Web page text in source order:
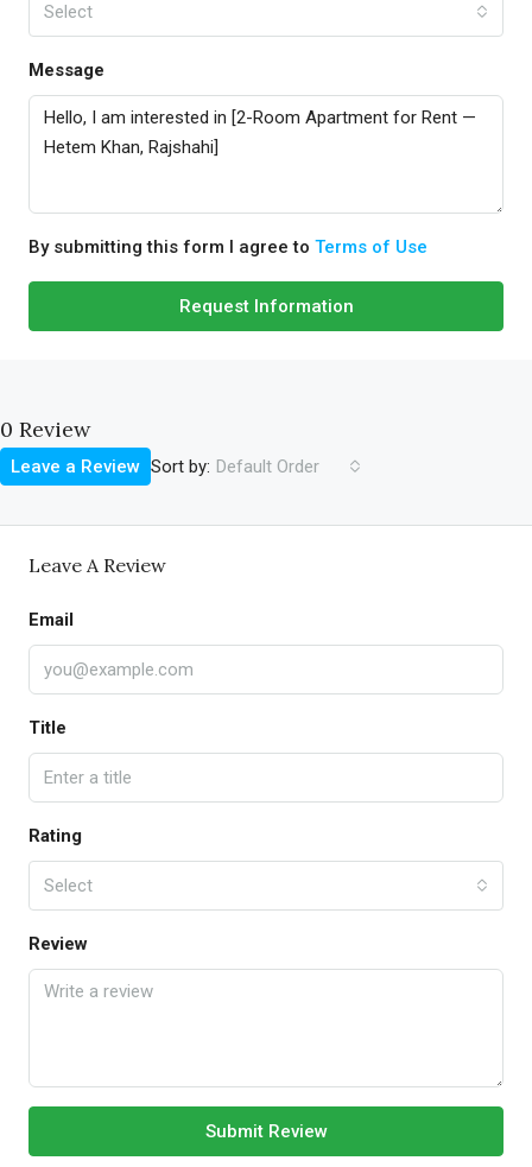
Select
Message
By submitting this form I agree to Terms of Use
Request Information
0 Review
Sort by: Default Order
Leave a Review
Leave A Review
Email
Title
Rating
Select
Review
Submit Review